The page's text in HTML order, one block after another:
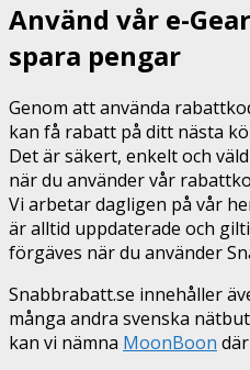
Använd vår e-
spara pengar
Genom att använda
kan få rabatt på ditt nästa
Det är säkert, enkelt och
när du använder vår
Vi arbetar dagligen på vår
är alltid uppdaterade och
förgäves när du använder
Snabbrabatt.se innehåller
många andra svenska
kan vi nämna MoonBoon